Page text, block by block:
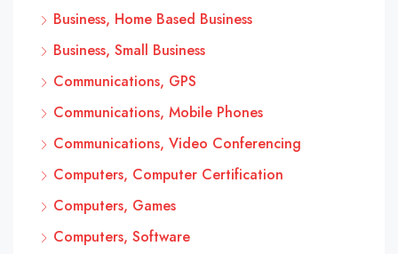
Business, Home Based Business
Business, Small Business
Communications, GPS
Communications, Mobile Phones
Communications, Video Conferencing
Computers, Computer Certification
Computers, Games
Computers, Software